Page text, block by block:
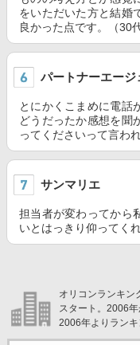
をいただいた方と結婚
良かった点です。（30
パートナーエージ
とにかくこまめに電話
どうだったか感想を聞
ってくださいって言わ
サンマリエ
担当者が変わってから
いとはっきり仰ってく
オリコンランキン
スタート。2006
2006年よりランキ